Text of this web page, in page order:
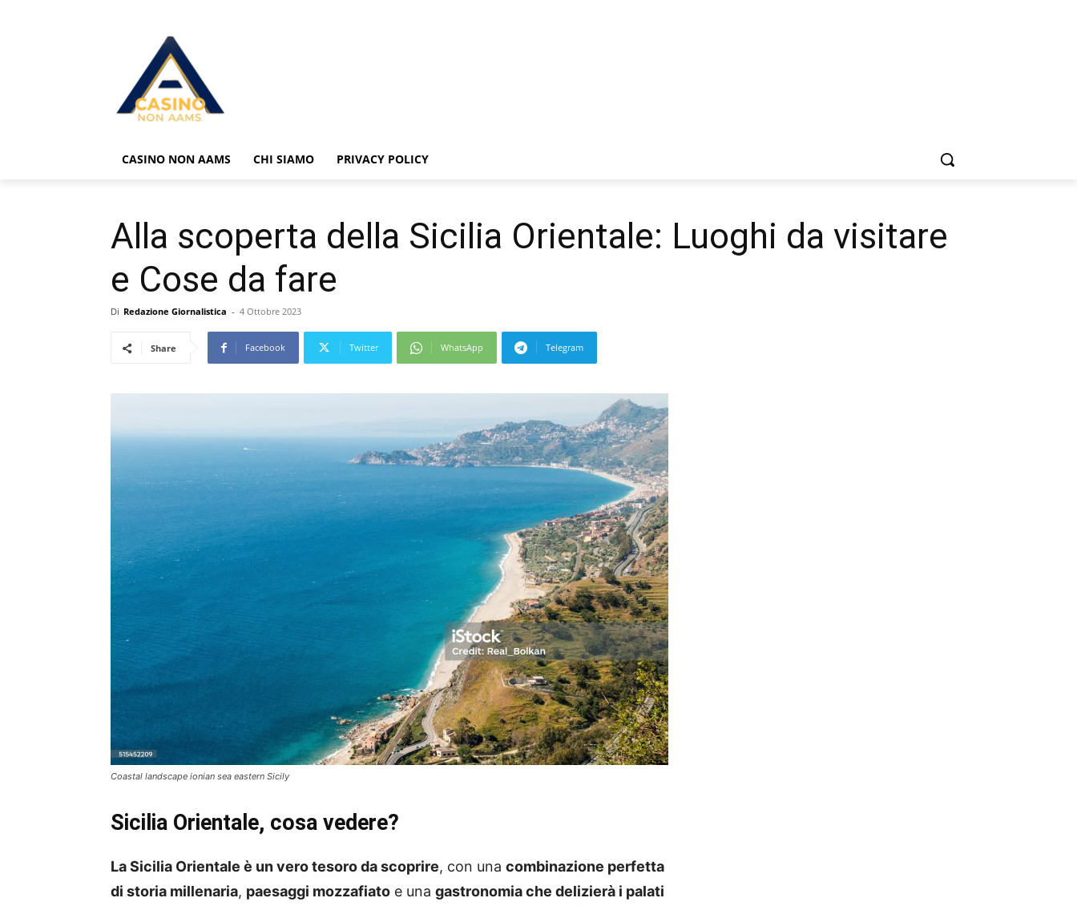
CASINO NON AAMS CHI SIAMO PRIVACY POLICY
Alla scoperta della Sicilia Orientale: Luoghi da visitare
e Cose da fare
Di Redazione Giornalistica - 4 Ottobre 2023
Share Facebook Twitter WhatsApp Telegram
Coastal landscape ionian sea eastern Sicily
Sicilia Orientale, cosa vedere?
La Sicilia Orientale è un vero tesoro da scoprire, con una combinazione perfetta
di storia millenaria, paesaggi mozzafiato e una gastronomia che delizierà i palati